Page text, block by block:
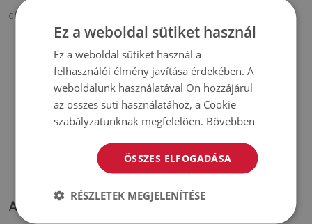
díszítést hosszú időn keresztül.
Anyag:PES hálóval erősített vinyl;
Vastagság:1,6 mm;
A szőnyegek árnyalatai kis mértékben eltérhetnek az
illusztráción láthatóktól.
A TERMÉKÜNK KÉPEI
Ez a weboldal sütiket használ
Ez a weboldal sütiket használ a
felhasználói élmény javítása érdekében. A
weboldalunk használatával Ön hozzájárul
az összes süti használatához, a Cookie
szabályzatunknak megfelelően. Bővebben
ÖSSZES ELFOGADÁSA
RÉSZLETEK MEGJELENÍTÉSE